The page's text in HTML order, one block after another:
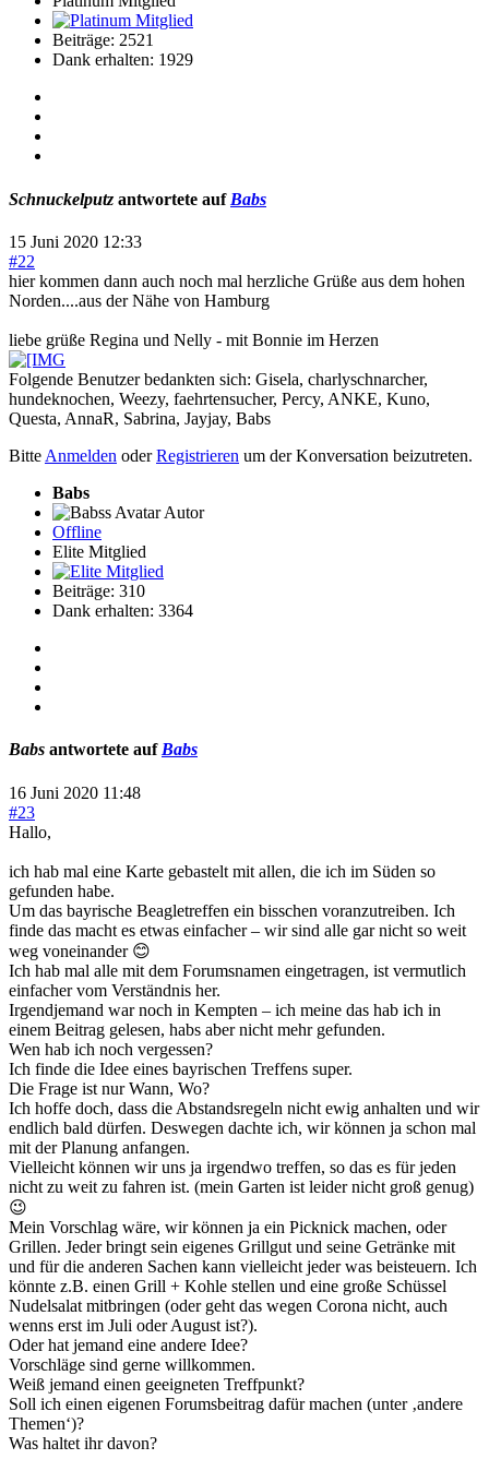
Beiträge: 2521
Dank erhalten: 1929
Schnuckelputz antwortete auf Babs
15 Juni 2020 12:33
#22
hier kommen dann auch noch mal herzliche Grüße aus dem hohen
Norden....aus der Nähe von Hamburg
liebe grüße Regina und Nelly - mit Bonnie im Herzen
Folgende Benutzer bedankten sich: Gisela, charlyschnarcher,
hundeknochen, Weezy, faehrtensucher, Percy, ANKE, Kuno,
Questa, AnnaR, Sabrina, Jayjay, Babs
Bitte Anmelden oderRegistrieren um der Konversation beizutreten.
Babs
Autor
Offline
Elite Mitglied
Beiträge: 310
Dank erhalten: 3364
Babs antwortete auf Babs
16 Juni 2020 11:48
#23
Hallo,
ich hab mal eine Karte gebastelt mit allen, die ich im Süden so
gefunden habe.
Um das bayrische Beagletreffen ein bisschen voranzutreiben. Ich
finde das macht es etwas einfacher – wir sind alle gar nicht so weit
weg voneinander 😊
Ich hab mal alle mit dem Forumsnamen eingetragen, ist vermutlich
einfacher vom Verständnis her.
Irgendjemand war noch in Kempten – ich meine das hab ich in
einem Beitrag gelesen, habs aber nicht mehr gefunden.
Wen hab ich noch vergessen?
Ich finde die Idee eines bayrischen Treffens super.
Die Frage ist nur Wann, Wo?
Ich hoffe doch, dass die Abstandsregeln nicht ewig anhalten und wir
endlich bald dürfen. Deswegen dachte ich, wir können ja schon mal
mit der Planung anfangen.
Vielleicht können wir uns ja irgendwo treffen, so das es für jeden
nicht zu weit zu fahren ist. (mein Garten ist leider nicht groß genug)
😉
Mein Vorschlag wäre, wir können ja ein Picknick machen, oder
Grillen. Jeder bringt sein eigenes Grillgut und seine Getränke mit
und für die anderen Sachen kann vielleicht jeder was beisteuern. Ich
könnte z.B. einen Grill + Kohle stellen und eine große Schüssel
Nudelsalat mitbringen (oder geht das wegen Corona nicht, auch
wenns erst im Juli oder August ist?).
Oder hat jemand eine andere Idee?
Vorschläge sind gerne willkommen.
Weiß jemand einen geeigneten Treffpunkt?
Soll ich einen eigenen Forumsbeitrag dafür machen (unter ‚andere
Themen‘)?
Was haltet ihr davon?